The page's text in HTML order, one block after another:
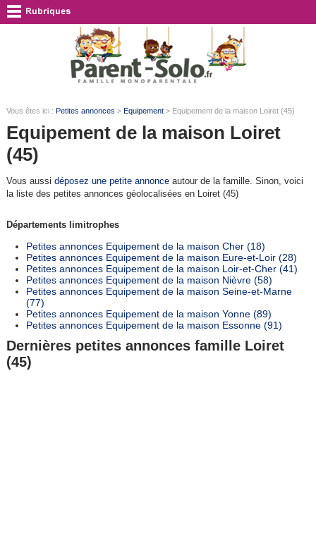
Vous êtes ici : Petites annonces > Equipement> Equipement de la maison Loiret (45)
Equipement de la maison Loiret
(45)
Vous aussi déposez une petite annonceautour de la famille. Sinon, voici
la liste des petites annonces géolocalisées en Loiret (45)
Départements limitrophes
Petites annonces Equipement de la maison Cher (18)
Petites annonces Equipement de la maison Eure-et-Loir (28)
Petites annonces Equipement de la maison Loir-et-Cher (41)
Petites annonces Equipement de la maison Nièvre (58)
Petites annonces Equipement de la maison Seine-et-Marne
(77)
Petites annonces Equipement de la maison Yonne (89)
Petites annonces Equipement de la maison Essonne (91)
Dernières petites annonces famille Loiret
(45)